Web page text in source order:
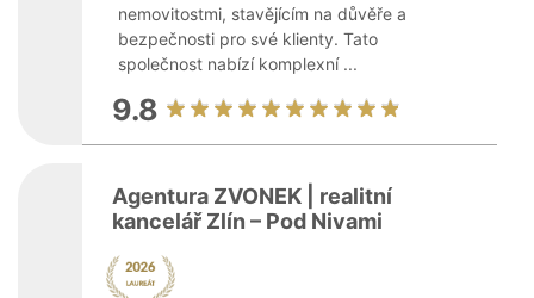
nemovitostmi, stavějícím na důvěře a
bezpečnosti pro své klienty. Tato
společnost nabízí komplexní ...
9.8
Agentura ZVONEK | realitní
kancelář Zlín – Pod Nivami